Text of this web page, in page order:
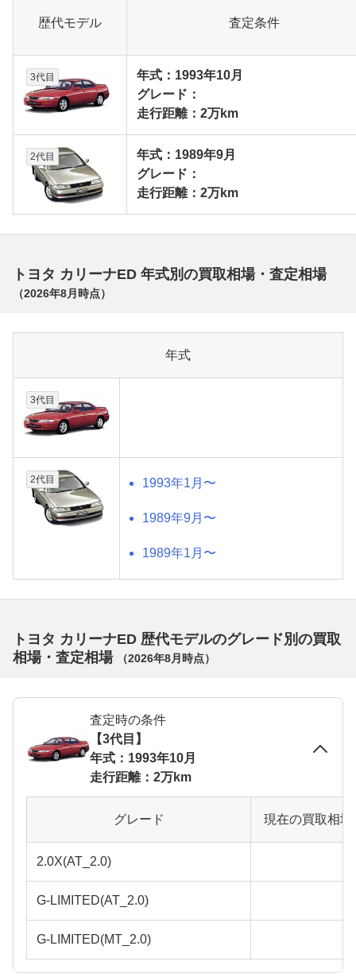
歴代モデル 査定条件
3代目
年式：1993年10月
グレード：
走行距離：2万km
2代目
年式：1989年9月
グレード：
走行距離：2万km
トヨタ カリーナED 年式別の買取相場・査定相場
（2026年8月 時点）
年式
3代目
2代目 1993年1月〜
1989年9月〜
1989年1月〜
トヨタ カリーナED 歴代モデルのグレード別の買取
相場・査定相場
（2026年8月 時点）
査定時の条件
【3代目】
年式：1993年10月
走行距離：2万km
グレード 現在の買取相
2.0X(AT_2.0)
G-LIMITED(AT_2.0)
G-LIMITED(MT_2.0)